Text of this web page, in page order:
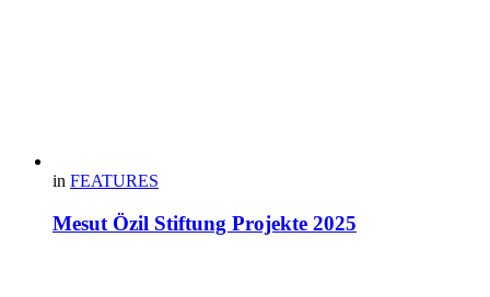
in FEATURES
Mesut Özil Stiftung Projekte 2025